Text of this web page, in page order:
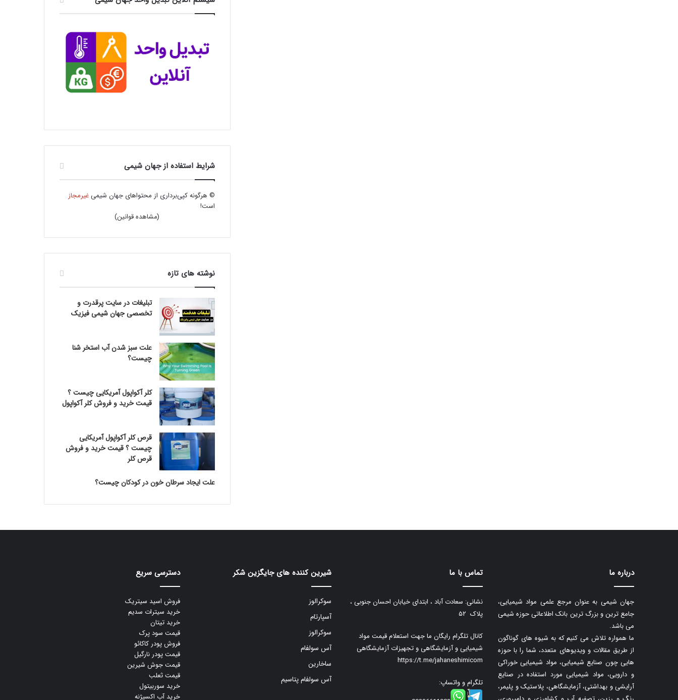
شرایط استفاده از جهان شیمی
© هرگونه کپی‌برداری از محتواهای جهان شیمیغیرمجاز
است!
(مشاهده قوانین)
نوشته های تازه
تبلیغات در سایت پرقدرت و
تخصصی جهان شیمی فیزیک
علت سبز شدن آب استخر شنا
چیست؟
کلر آکواپول آمریکایی چیست ؟
قیمت خرید و فروش کلر آکواپول
قرص کلر آکواپول آمریکایی
چیست ؟ قیمت خرید و فروش
قرص کلر
علت ایجاد سرطان خون در کودکان چیست؟
درباره ما
جهان شیمی به عنوان مرجع علمی مواد شیمیایی،
جامع ترین و بزرگ ترین بانک اطلاعاتی حوزه شیمی
می باشد.
ما همواره تلاش می کنیم که به شیوه های گوناگون
از طریق مقالات و ویدیوهای متعدد، شما را با حوزه
هایی چون صنایع شیمیایی، مواد شیمیایی خوراکی
و دارویی، مواد شیمیایی مورد استفاده در صنایع
آرایشی و بهداشتی، آزمایشگاهی، پلاستیک و پلیمر،
تماس با ما
نشانی: سعادت آباد ، ابتدای خیابان احسان جنوبی ،
پلاک ۵۲
کانال تلگرام رایگان ما جهت استعلام قیمت مواد
شیمیایی و آزمایشگاهی و تجهیزات آزمایشگاهی
https://t.me/jahaneshimicom
تلگرام و واتساپ:
شیرین کننده های جایگزین شکر
سوکرالوز
آسپارتام
سوکرالوز
آس سولفام
ساخارین
آس سولفام پتاسیم
دسترسی سریع
فروش اسید سیتریک
خرید سیترات سدیم
خرید تیتان
قیمت سود پرک
فروش پودر کاکائو
قیمت پودر نارگیل
قیمت جوش شیرین
قیمت ثعلب
خرید سوربیتول
خرید آب اکسیژنه